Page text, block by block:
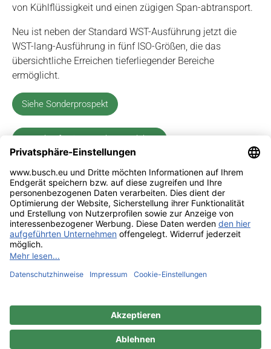
von Kühlflüssigkeit und einen zügigen Span-abtransport.
Neu ist neben der Standard WST-Ausführung jetzt die
WST-lang-Ausführung in fünf ISO-Größen, die das
übersichtliche Erreichen tieferliegender Bereiche
ermöglicht.
Siehe Sonderprospekt
Jetzt kaufen im Busch-Dentalshop
Impressum
BUSCH & CO. GmbH & Co. KG |
Unterkaltenbach 17-27 | D - 51766
mail@busch.eu|